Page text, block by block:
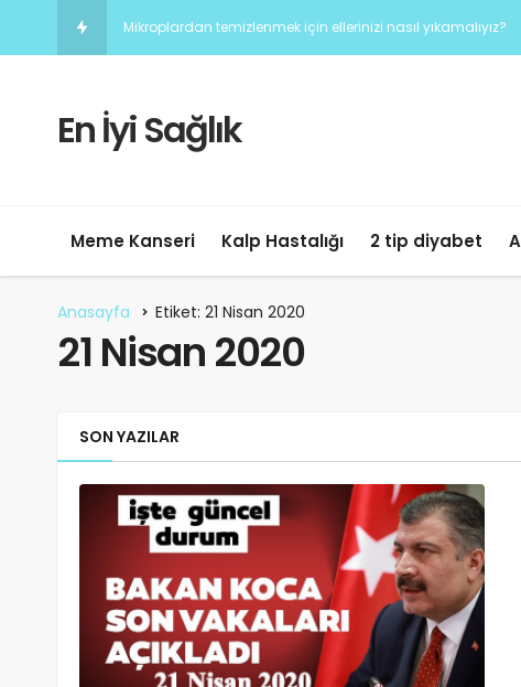
Mikroplardan temizlenmek için ellerinizi nasıl yıkamalıyız?
En İyi Sağlık
Meme Kanseri Kalp Hastalığı 2 tip diyabet
Anasayfa Etiket: 21 Nisan 2020
21 Nisan 2020
SON YAZILAR